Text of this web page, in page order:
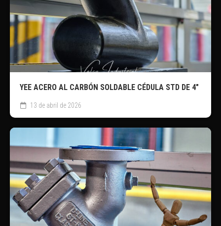
YEE ACERO AL CARBÓN SOLDABLE CÉDULA STD DE 4″
13 de abril de 2026